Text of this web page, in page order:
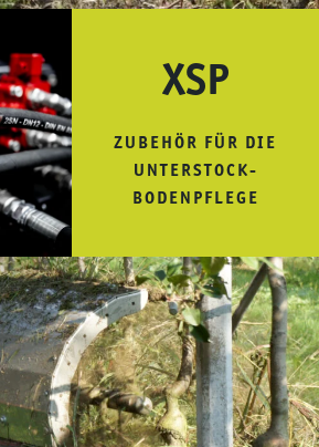
XSP
ZUBEHÖR FÜR DIE
UNTERSTOCK-
BODENPFLEGE